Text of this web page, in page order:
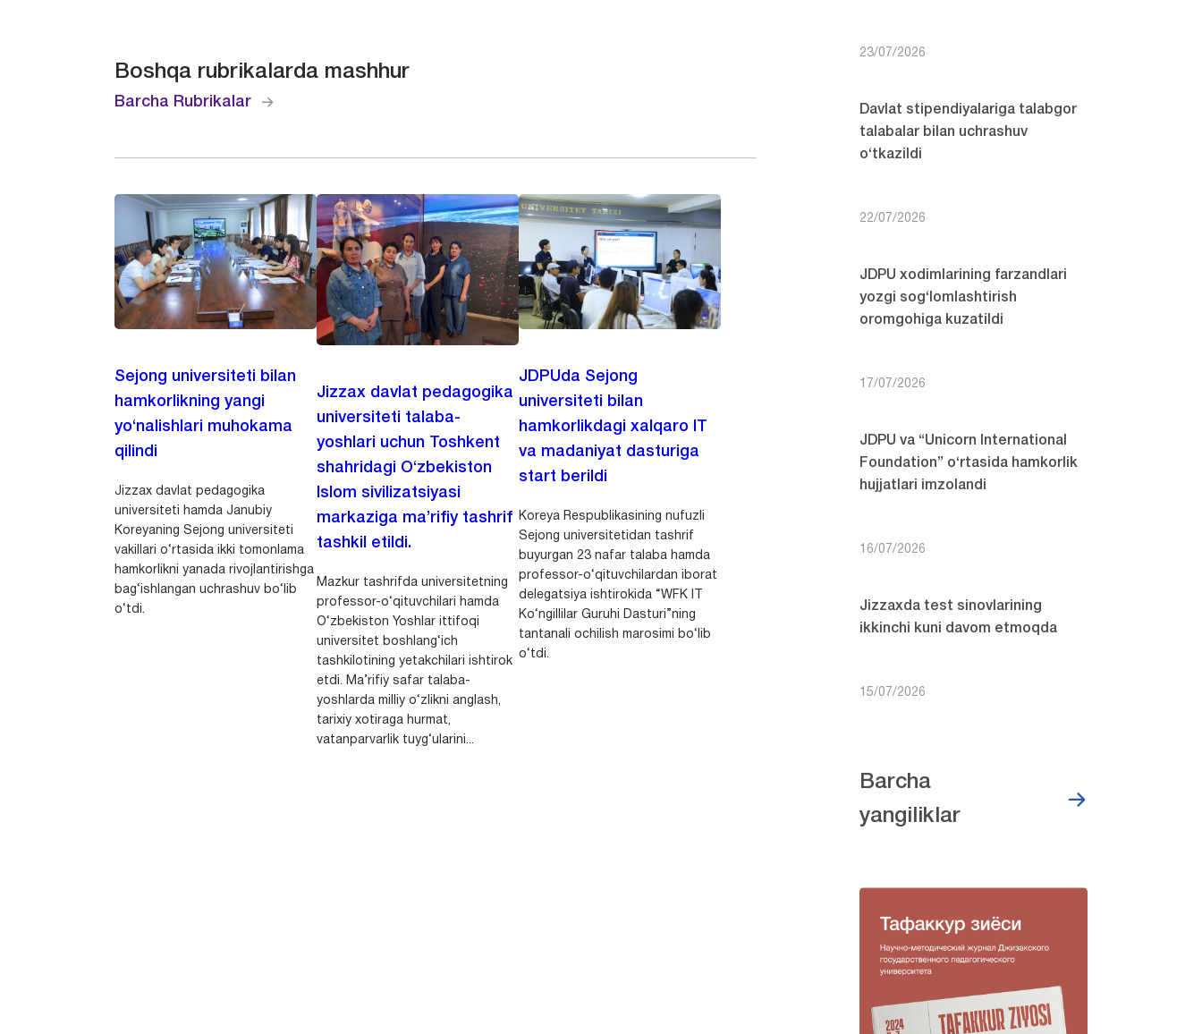
Boshqa rubrikalarda mashhur
Barcha Rubrikalar
Sejong universiteti bilan
hamkorlikning yangi
yo‘nalishlari muhokama
qilindi
Jizzax davlat pedagogika
universiteti hamda Janubiy
Koreyaning Sejong universiteti
vakillari o‘rtasida ikki tomonlama
hamkorlikni yanada rivojlantirishga
bag‘ishlangan uchrashuv bo‘lib
o‘tdi.
Jizzax davlat pedagogika
universiteti talaba-
yoshlari uchun Toshkent
shahridagi O‘zbekiston
Islom sivilizatsiyasi
markaziga ma’rifiy tashrif
tashkil etildi.
Mazkur tashrifda universitetning
professor-o‘qituvchilari hamda
O‘zbekiston Yoshlar ittifoqi
universitet boshlang‘ich
tashkilotining yetakchilari ishtirok
etdi. Ma’rifiy safar talaba-
yoshlarda milliy o‘zlikni anglash,
tarixiy xotiraga hurmat,
vatanparvarlik tuyg‘ularini...
JDPUda Sejong
universiteti bilan
hamkorlikdagi xalqaro IT
va madaniyat dasturiga
start berildi
Koreya Respublikasining nufuzli
Sejong universitetidan tashrif
buyurgan 23 nafar talaba hamda
professor-o‘qituvchilardan iborat
delegatsiya ishtirokida “WFK IT
Ko‘ngillilar Guruhi Dasturi”ning
tantanali ochilish marosimi bo‘lib
o‘tdi.
23/07/2026
Davlat stipendiyalariga talabgor
talabalar bilan uchrashuv
o‘tkazildi
22/07/2026
JDPU xodimlarining farzandlari
yozgi sog‘lomlashtirish
oromgohiga kuzatildi
17/07/2026
JDPU va “Unicorn International
Foundation” o‘rtasida hamkorlik
hujjatlari imzolandi
16/07/2026
Jizzaxda test sinovlarining
ikkinchi kuni davom etmoqda
15/07/2026
Barcha
yangiliklar